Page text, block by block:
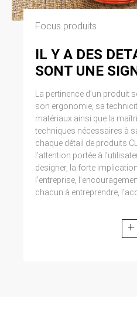
Focus produits
IL Y A DES
SONT UNE
La pertinence d’un produit
son ergonomie, sa
matériaux ainsi que la
techniques nécessaires à
chaque détail de produits
l’attention portée à
designer, la forte
l’entreprise,
chacun à entreprendre,
+